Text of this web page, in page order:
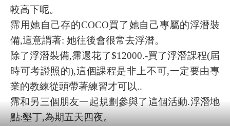
較高下呢。
霈用她自己存的COCO買了她自己專屬的浮潛裝
備,這意謂著: 她往後會很常去浮潛。
除了浮潛裝備,霈還花了$12000.-買了浮潛課程(屆
時可考證照的),這個課程是非上不可,一定要由專
業的教練從頭帶著練習才可以..
霈和另三個朋友一起規劃參與了這個活動.浮潛地
點:墾丁,為期五天四夜。